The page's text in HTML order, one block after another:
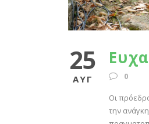
25
ΑΥΓ 0
Οι
την